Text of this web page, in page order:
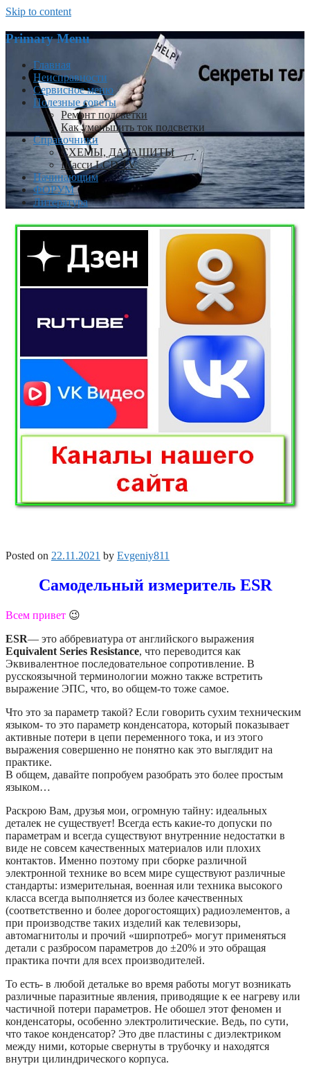
Skip to content
Primary Menu
Главная
Неисправности
Сервисное меню
Полезные советы
Ремонт подсветки
Как уменьшить ток подсветки
Справочники
СХЕМЫ, ДАТАШИТЫ
Шасси LCD TV
Начинающим
ФОРУМ
Литература
Posted on 22.11.2021 by Evgeniy811
Самодельный измеритель ESR
Всем привет 😉
ESR— это аббревиатура от английского выражения
Equivalent Series Resistance, что переводится как
Эквивалентное последовательное сопротивление. В
русскоязычной терминологии можно также встретить
выражение ЭПС, что, во общем-то тоже самое.
Что это за параметр такой? Если говорить сухим техническим
языком- то это параметр конденсатора, который показывает
активные потери в цепи переменного тока, и из этого
выражения совершенно не понятно как это выглядит на
практике.
В общем, давайте попробуем разобрать это более простым
языком…
Раскрою Вам, друзья мои, огромную тайну: идеальных
деталек не существует! Всегда есть какие-то допуски по
параметрам и всегда существуют внутренние недостатки в
виде не совсем качественных материалов или плохих
контактов. Именно поэтому при сборке различной
электронной технике во всем мире существуют различные
стандарты: измерительная, военная или техника высокого
класса всегда выполняется из более качественных
(соответственно и более дорогостоящих) радиоэлементов, а
при производстве таких изделий как телевизоры,
автомагнитолы и прочий «ширпотреб» могут применяться
детали с разбросом параметров до ±20% и это обращая
практика почти для всех производителей.
То есть- в любой детальке во время работы могут возникать
различные паразитные явления, приводящие к ее нагреву или
частичной потери параметров. Не обошел этот феномен и
конденсаторы, особенно электролитические. Ведь, по сути,
что такое конденсатор? Это две пластины с диэлектриком
между ними, которые свернуты в трубочку и находятся
внутри цилиндрического корпуса.